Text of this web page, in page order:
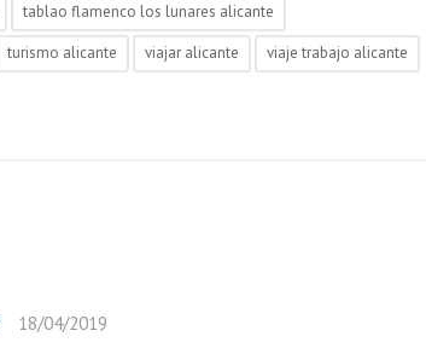
tablao flamenco los lunares alicante
turismo alicante viajar alicante
viaje trabajo alicante
18/04/2019